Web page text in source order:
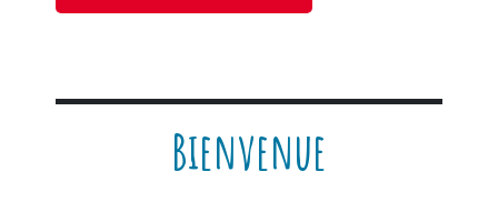
Bienvenue